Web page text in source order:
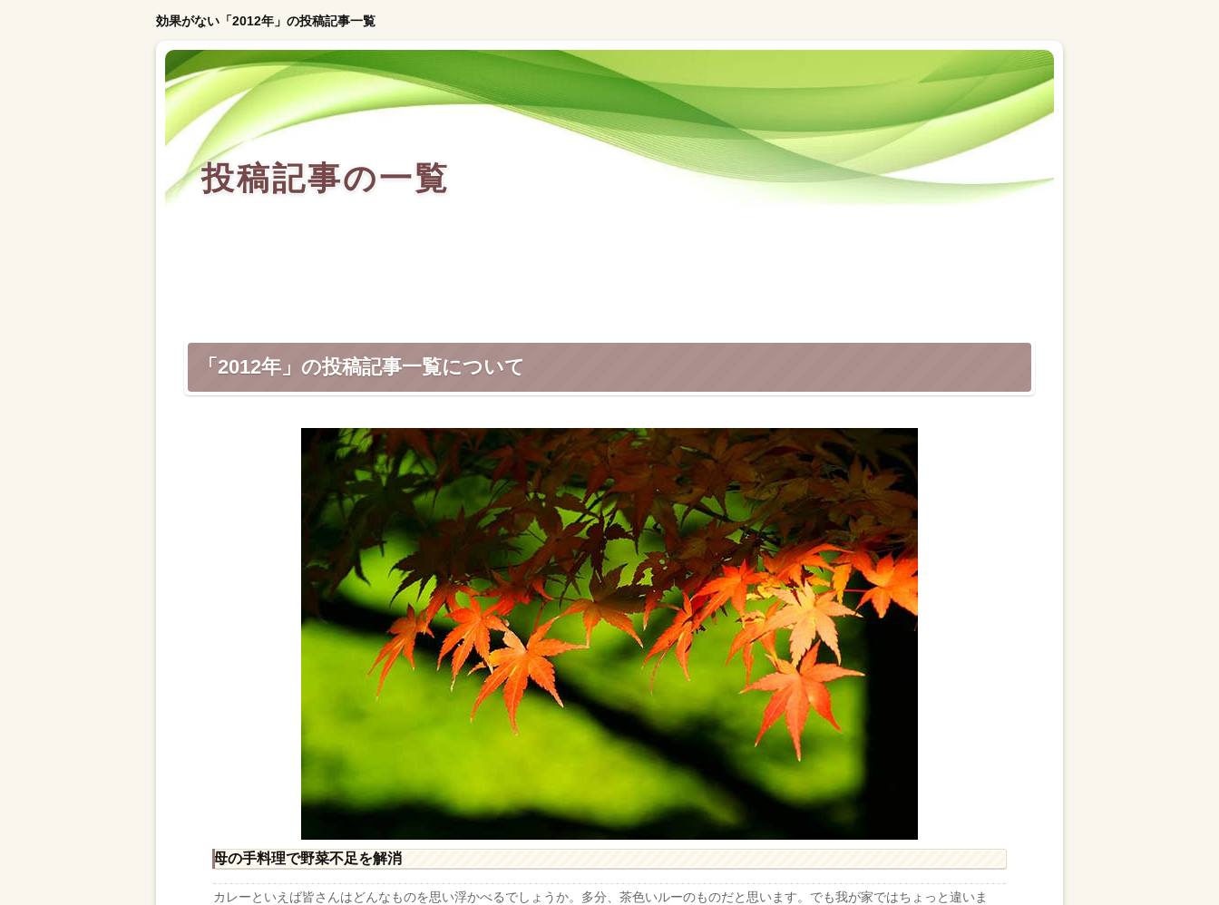
効果がない「2012年」の投稿記事一覧
投稿記事の一覧
「2012年」の投稿記事一覧について
母の手料理で野菜不足を解消
カレーといえば皆さんはどんなものを思い浮かべるでしょうか。多分、茶色いルーのものだと思います。でも我が家ではちょっと違いま